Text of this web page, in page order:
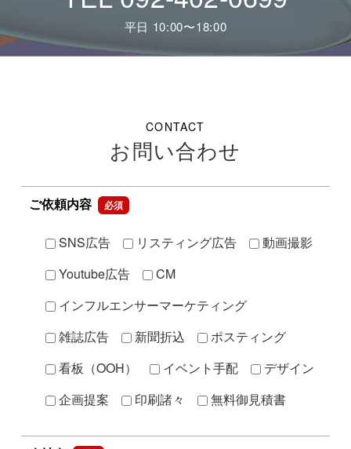
平日 10:00〜18:00
CONTACT
お問い合わせ
ご依頼内容 必須
SNS広告 リスティング広告
動画撮影
Youtube広告
CM
インフルエンサーマーケティング
雑誌広告
新聞折込
ポスティング
看板（OOH）
イベント手配
デザイン
企画提案
印刷諸々 無料御見積書